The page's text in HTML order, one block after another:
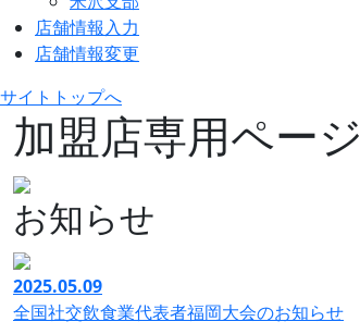
店舗情報入力
店舗情報変更
サイトトップへ
加盟店専用ページ
お知らせ
2025.05.09
全国社交飲食業代表者福岡大会のお知らせ